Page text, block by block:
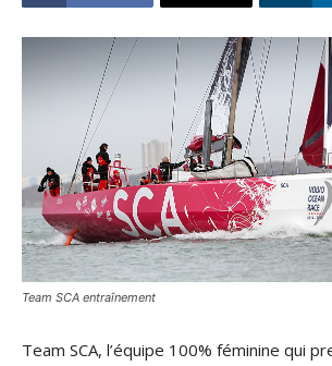
Team SCA entraînement
Team SCA, l’équipe 100% féminine qui